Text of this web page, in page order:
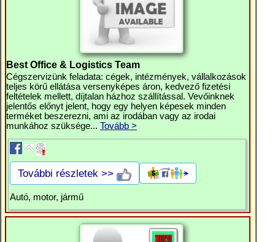
Best Office & Logistics Team
Cégszervizünk feladata: cégek, intézmények, vállalkozások
teljes körű ellátása versenyképes áron, kedvező fizetési
feltételek mellett, díjtalan házhoz szállítással. Vevőinknek
jelentős előnyt jelent, hogy egy helyen képesek minden
terméket beszerezni, ami az irodában vagy az irodai
munkához szüksége... Tovább >
További részletek >>
Autó, motor, jármű